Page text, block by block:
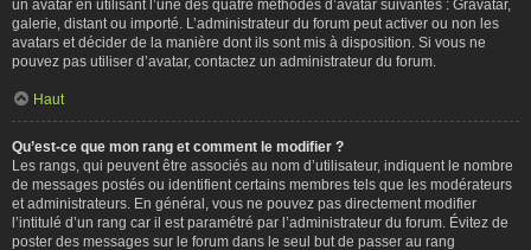
un avatar en utilisant l’une des quatre méthodes d’avatar suivantes : Gravatar,
galerie, distant ou importé. L’administrateur du forum peut activer ou non les
avatars et décider de la manière dont ils sont mis à disposition. Si vous ne
pouvez pas utiliser d’avatar, contactez un administrateur du forum.
Haut
Qu’est-ce que mon rang et comment le modifier ?
Les rangs, qui peuvent être associés au nom d’utilisateur, indiquent le nombre
de messages postés ou identifient certains membres tels que les modérateurs
et administrateurs. En général, vous ne pouvez pas directement modifier
l’intitulé d’un rang car il est paramétré par l’administrateur du forum. Évitez de
poster des messages sur le forum dans le seul but de passer au rang